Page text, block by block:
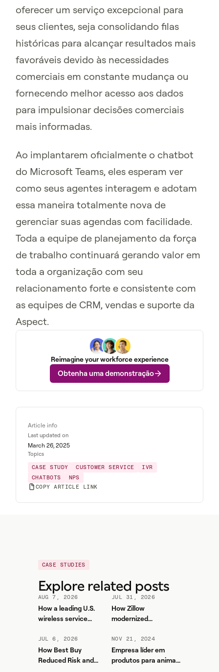
oferecer um serviço excepcional para
seus clientes, seja consolidando filas
históricas para alcançar resultados mais
favoráveis devido às necessidades
comerciais em constante mudança ou
fornecendo melhor acesso aos dados
para impulsionar decisões comerciais
mais informadas.
Ao implantarem oficialmente o chatbot
do Microsoft Teams, eles esperam ver
como seus agentes interagem e adotam
essa maneira totalmente nova de
gerenciar suas agendas com facilidade.
Toda a equipe de planejamento da força
de trabalho continuará gerando valor em
toda a organização com seu
relacionamento forte e consistente com
as equipes de CRM, vendas e suporte da
Aspect.
Reimagine your workforce experience
Obtenha uma demonstração
Article info
Last updated on
March 26, 2025
Topics
CASE STUDY
CUSTOMER SERVICE
IVR
CHATBOTS
NPS
COPY ARTICLE LINK
CASE STUDIES
Explore related posts
AUG 7, 2026
How a leading U.S.
wireless service
forecasting accuracy
and reduced WFM
workload with Aspect
JUL 31, 2026
How Zillow
modernized
and contact center
efficiency with
Aspect
JUL 6, 2026
How Best Buy
Reduced Risk and
NOV 21, 2024
Empresa líder em
produtos para animais